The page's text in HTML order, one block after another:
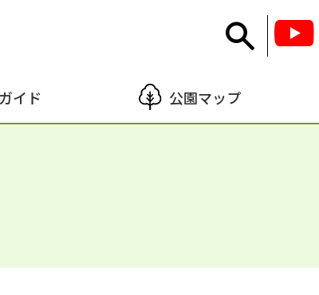
イド 公園マップ